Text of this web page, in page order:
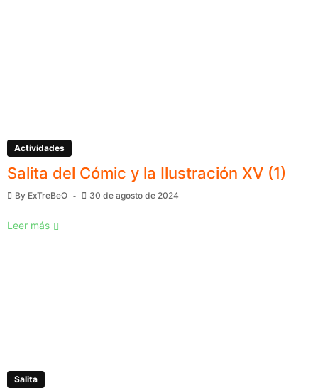
Actividades
Salita del Cómic y la Ilustración XV (1)
By ExTreBeO 30 de agosto de 2024
Leer más
Salita